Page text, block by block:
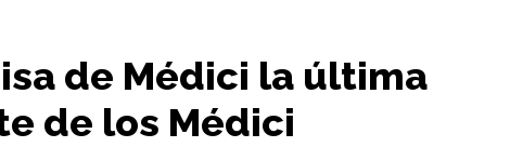
de Médici la última
de los Médici